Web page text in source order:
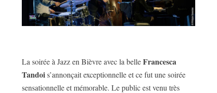
La soirée à Jazz en Bièvre avec la belleFrancesca
Tandois’annonçait exceptionnelle et ce fut une soirée
sensationnelle et mémorable. Le public est venu très